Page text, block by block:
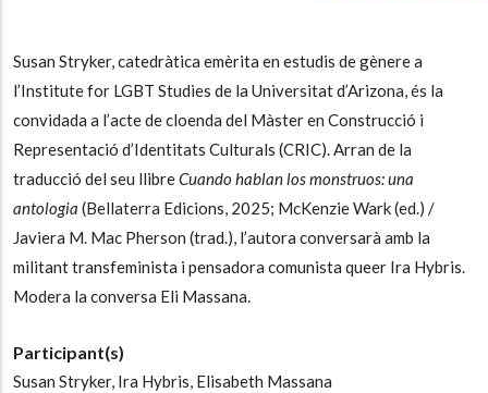
Susan Stryker, catedràtica emèrita en estudis de gènere a
l’Institute for LGBT Studies de la Universitat d’Arizona,és la
convidada a l’acte de cloenda del Màster en Construcció i
Representació d’Identitats Culturals (CRIC). Arran de la
traducció del seu llibreCuando hablan los monstruos: una
antologia (Bellaterra Edicions, 2025; McKenzie Wark (ed.) /
Javiera M. Mac Pherson (trad.), l’autora conversarà amb la
militant transfeminista i pensadora comunista queer Ira Hybris.
Modera la conversa Eli Massana.
Participant(s)
Susan Stryker, Ira Hybris, Elisabeth Massana